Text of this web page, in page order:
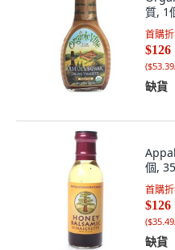
質, 1
首購
$126
(
缺貨
個,
首購
$126
(
缺貨